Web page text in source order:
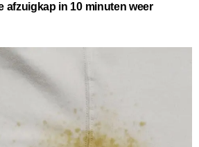
afzuigkap in 10 minuten weer